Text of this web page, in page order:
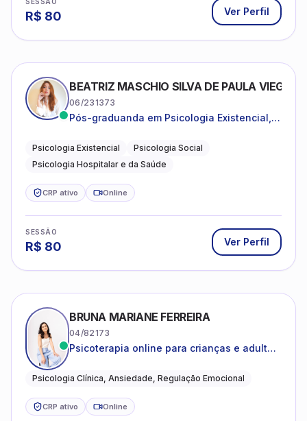
SESSÃO
R$ 80 Ver Perfil
BEATRIZ MASCHIO SILVA DE PAULA VIEGAS
06/231373
Pós-graduanda em Psicologia Existencial,
da Saúde.
Psicologia Existencial
Psicologia Social
Psicologia Hospitalar e da Saúde
CRP ativo Online
SESSÃO
R$ 80 Ver Perfil
BRUNA MARIANE FERREIRA
04/82173
Psicoterapia online para crianças e adultos
reduzir a ansiedade e construir uma vida
Psicologia Clínica, Ansiedade, Regulação Emocional
CRP ativo Online